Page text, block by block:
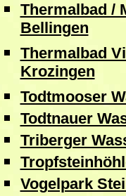
Thermalbad /
Bellingen
Thermalbad
Krozingen
Todtmooser
Todtnauer
Triberger
Vogelpark